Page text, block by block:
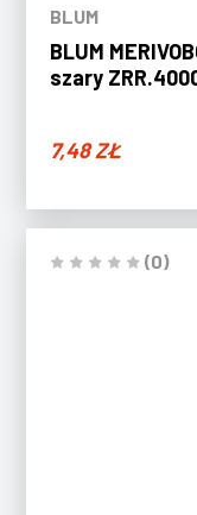
BLUM
BLUM
szary
7,48ZŁ
(0)